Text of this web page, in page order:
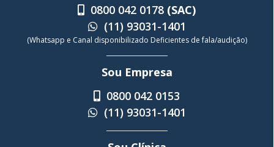
0800 042 0178 (SAC)
(11) 93031-1401
(Whatsapp e Canal disponibilizado Deficientes de fala/audição)
Sou Empresa
0800 042 0153
(11) 93031-1401